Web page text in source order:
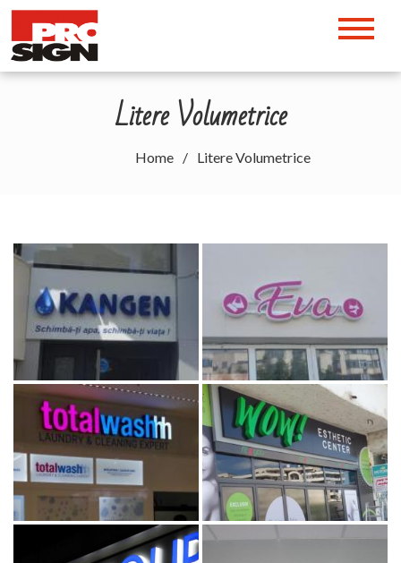
Skip
content
Publicitara – Craiova
Litere Volumetrice
Home Litere Volumetrice